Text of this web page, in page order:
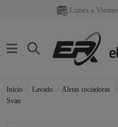
Lunes a
Inicio Lavado Aletas rociadoras
Svan